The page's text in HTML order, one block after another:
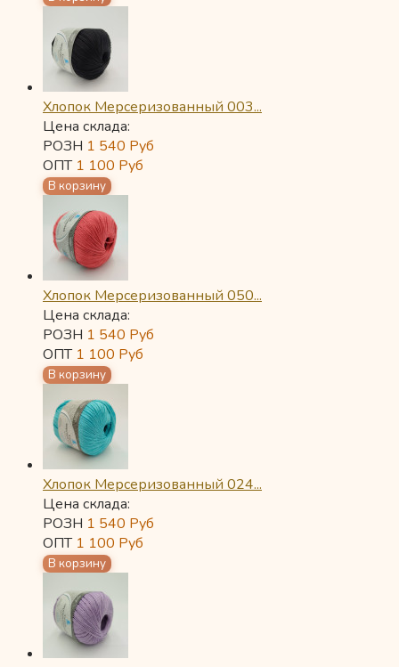
Хлопок Мерсеризованный 003...
Цена склада:
РОЗН 1 540 Руб
ОПТ 1 100 Руб
Хлопок Мерсеризованный 050...
Цена склада:
РОЗН 1 540 Руб
ОПТ 1 100 Руб
Хлопок Мерсеризованный 024...
Цена склада:
РОЗН 1 540 Руб
ОПТ 1 100 Руб